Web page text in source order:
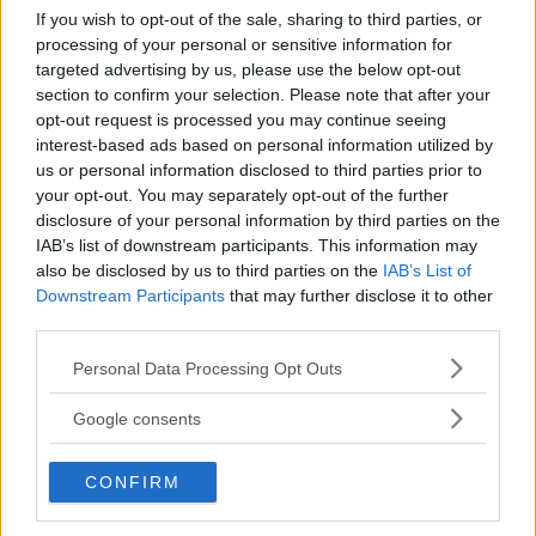
If you wish to opt-out of the sale, sharing to third parties, or
processing of your personal or sensitive information for
targeted advertising by us, please use the below opt-out
section to confirm your selection. Please note that after your
opt-out request is processed you may continue seeing
interest-based ads based on personal information utilized by
us or personal information disclosed to third parties prior to
your opt-out. You may separately opt-out of the further
disclosure of your personal information by third parties on the
IAB’s list of downstream participants. This information may
also be disclosed by us to third parties on the IAB’s List of
Downstream Participants that may further disclose it to other
Please note that this website/app uses one or more Google
not limited to your visit or usage behaviour. You may click to
use your data for below specified purposes in below Google
consent section.
Personal Data Processing Opt Outs
Google consents
CONFIRM
modo libero e spontaneo, creatività
e fantasia, per rafforzare l’autostima,
per aumentare la capacità di
socializzazione e interazione con gli altri
(spesso, infatti, travestendosi i bambini
giocano ad assumere ruoli che, per forza
di cose, si trovano a dovere interagire tra
loro: dottore/malato; insegnante/alunni;
parrucchiere/clienti…).
TRAVESTIMENTI IN CASA
In una stanza pensata davvero a misura
di bambino, l’angolo dei travestimenti
non dovrebbe mai mancare.
Realizzarlo è molto semplice,
economico e, tutto sommato,